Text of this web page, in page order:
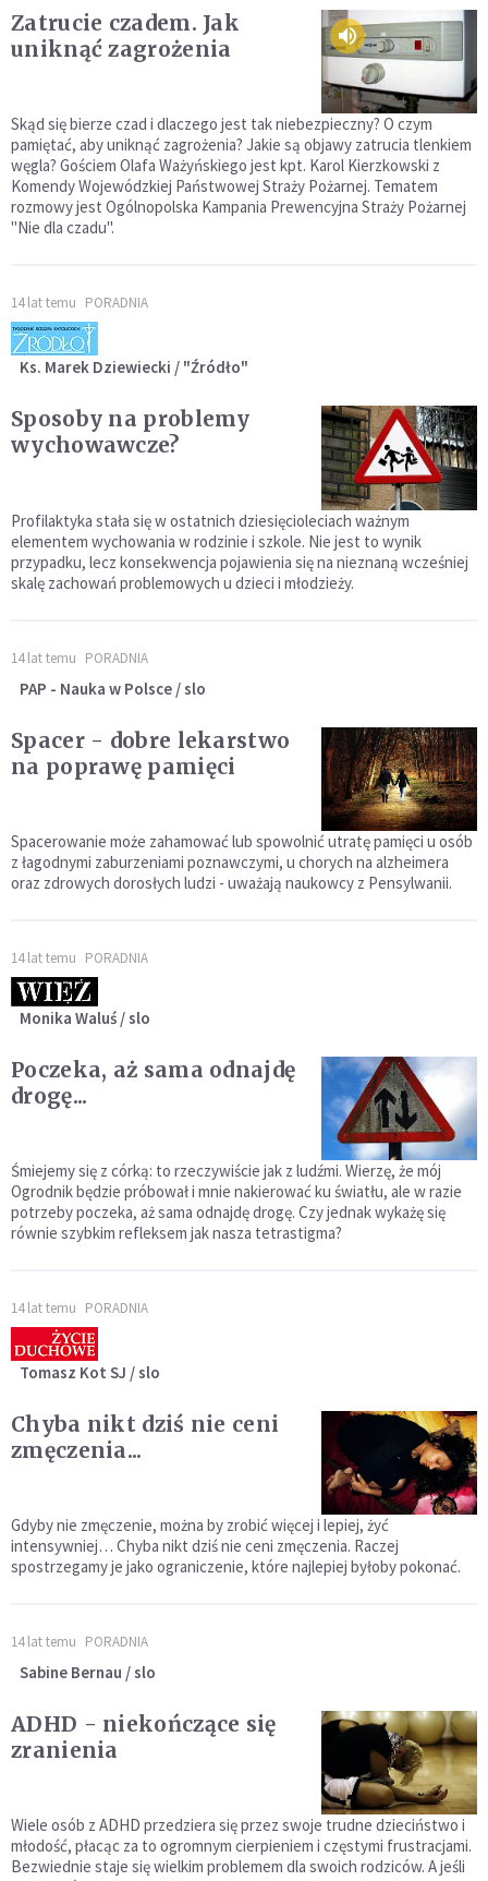
Zatrucie czadem. Jak
uniknąć zagrożenia
Skąd się bierze czad i dlaczego jest tak niebezpieczny? O czym
pamiętać, aby uniknąć zagrożenia? Jakie są objawy zatrucia tlenkiem
węgla? Gościem Olafa Ważyńskiego jest kpt. Karol Kierzkowski z
Komendy Wojewódzkiej Państwowej Straży Pożarnej. Tematem
rozmowy jest Ogólnopolska Kampania Prewencyjna Straży Pożarnej
"Nie dla czadu".
14 lat temu PORADNIA
Ks. Marek Dziewiecki / "Źródło"
Sposoby na problemy
wychowawcze?
Profilaktyka stała się w ostatnich dziesięcioleciach ważnym
elementem wychowania w rodzinie i szkole. Nie jest to wynik
przypadku, lecz konsekwencja pojawienia się na nieznaną wcześniej
skalę zachowań problemowych u dzieci i młodzieży.
14 lat temu PORADNIA
PAP - Nauka w Polsce / slo
Spacer - dobre lekarstwo
na poprawę pamięci
Spacerowanie może zahamować lub spowolnić utratę pamięci u osób
z łagodnymi zaburzeniami poznawczymi, u chorych na alzheimera
oraz zdrowych dorosłych ludzi - uważają naukowcy z Pensylwanii.
14 lat temu PORADNIA
Monika Waluś / slo
Poczeka, aż sama odnajdę
drogę...
Śmiejemy się z córką: to rzeczywiście jak z ludźmi. Wierzę, że mój
Ogrodnik będzie próbował i mnie nakierować ku światłu, ale w razie
potrzeby poczeka, aż sama odnajdę drogę. Czy jednak wykażę się
równie szybkim refleksem jak nasza tetrastigma?
14 lat temu PORADNIA
Tomasz Kot SJ / slo
Chyba nikt dziś nie ceni
zmęczenia...
Gdyby nie zmęczenie, można by zrobić więcej i lepiej, żyć
intensywniej… Chyba nikt dziś nie ceni zmęczenia. Raczej
spostrzegamy je jako ograniczenie, które najlepiej byłoby pokonać.
14 lat temu PORADNIA
Sabine Bernau / slo
ADHD - niekończące się
zranienia
Wiele osób z ADHD przedziera się przez swoje trudne dzieciństwo i
młodość, płacąc za to ogromnym cierpieniem i częstymi frustracjami.
Bezwiednie staje się wielkim problemem dla swoich rodziców. A jeśli